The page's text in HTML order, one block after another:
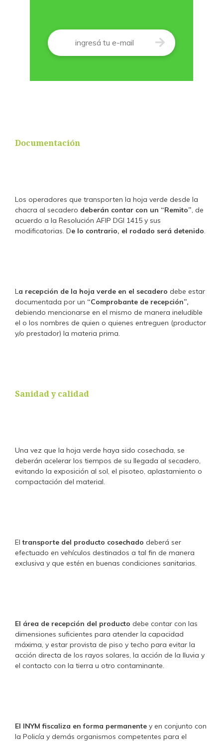
Correo
Documentación
Los operadores que transporten la hoja verde desde la
chacra al secadero deberán contar con un “Remito”, de
acuerdo a la Resolución AFIP DGI 1415 y sus
modificatorias. De lo contrario, el rodado será detenido.
La recepción de la hoja verde en el secadero debe estar
documentada por un “Comprobante de recepción”,
debiendo mencionarse en el mismo de manera ineludible
el o los nombres de quien o quienes entreguen (productor
y/o prestador) la materia prima.
Sanidad y calidad
Una vez que la hoja verde haya sido cosechada, se
deberán acelerar los tiempos de su llegada al secadero,
evitando la exposición al sol, el pisoteo, aplastamiento o
compactación del material.
El transporte del producto cosechado deberá ser
efectuado en vehículos destinados a tal fin de manera
exclusiva y que estén en buenas condiciones sanitarias.
El área de recepción del producto debe contar con las
dimensiones suficientes para atender la capacidad
máxima, y estar provista de piso y techo para evitar la
acción directa de los rayos solares, la acción de la lluvia y
el contacto con la tierra u otro contaminante.
El INYM fiscaliza en forma permanente y en conjunto con
la Policía y demás organismos competentes para el